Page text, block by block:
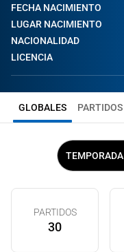
FECHA NACIMIENTO
LUGAR NACIMIENTO
NACIONALIDAD
LICENCIA
GLOBALES PARTIDOS
TEMPORADA
PARTIDOS
30